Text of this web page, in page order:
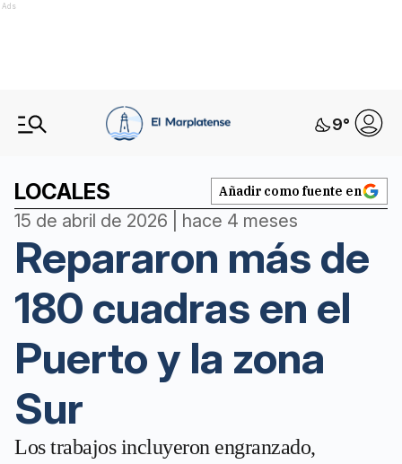
Ads
9°
LOCALES Añadir como fuente en
15 de abril de 2026 | hace 4 meses
Repararon más de
180 cuadras en el
Puerto y la zona
Sur
Los trabajos incluyeron engranzado,